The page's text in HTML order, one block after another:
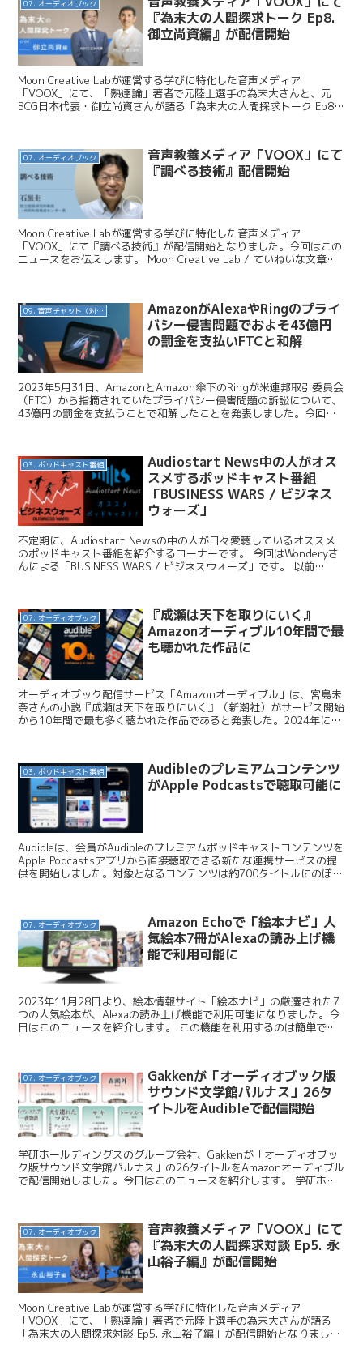
07. オーディオブック
『為末大の人間探求トーク Ep8.
御立尚資編』が配信開始
Moon Creative Labが運営する学びに特化した音声メディア
「VOOX」にて、「熟達論」著者で元陸上選手の為末大さんと、元
BCG日本代表・御立尚資さんが語る「為末大の人間探求トーク Ep8.
07. オーディオブック
音声教養メディア「VOOX」にて
『調べる技術』配信開始
Moon Creative Labが運営する学びに特化した音声メディア
「VOOX」にて『調べる技術』が配信開始となりました。今回はこの
ニュースをお伝えします。 Moon Creative Lab / ていねいな文章大
09. 音声チャット（対話AI）
AmazonがAlexaやRingのプライ
バシー侵害問題でおよそ43億円
の罰金を支払いFTCと和解
2023年5月31日、AmazonとAmazon傘下のRingが米連邦取引委員会
（FTC）から指摘されていたプライバシー侵害問題の訴訟について、
43億円の罰金を支払うことで和解したことを発表しました。今回は
03. ポッドキャスト番組
Audiostart News中の人がオス
スメするポッドキャスト番組
「BUSINESS WARS / ビジネス
ウォーズ」
不定期に、Audiostart Newsの中の人が日々愛聴しているオススメ
のポッドキャスト番組を紹介するコーナーです。 今回はWonderyさ
んによる「BUSINESS WARS / ビジネスウォーズ」です。 以前
07. オーディオブック
『成瀬は天下を取りにいく』
Amazonオーディブル10年間で最
も聴かれた作品に
オーディオブック配信サービス「Amazonオーディブル」は、宮島未
奈さんの小説『成瀬は天下を取りにいく』（新潮社）がサービス開始
から10年間で最も多く聴かれた作品であると発表した。2024年に本
03. ポッドキャスト番組
Audibleのプレミアムコンテンツ
がApple Podcastsで聴取可能に
Audibleは、会員がAudibleのプレミアムポッドキャストコンテンツを
Apple Podcastsアプリから直接聴取できる新たな連携サービスの提
供を開始しました。対象となるコンテンツは約700タイトルにのぼ
07. オーディオブック
Amazon Echoで「絵本ナビ」人
気絵本7冊がAlexaの読み上げ機
能で利用可能に
2023年11月28日より、絵本情報サイト「絵本ナビ」の厳選された7
つの人気絵本が、Alexaの読み上げ機能で利用可能になりました。今
日はこのニュースを紹介します。 この機能を利用するのは簡単で、
07. オーディオブック
Gakkenが「オーディオブック版
サウンド文学館パルナス」26タ
イトルをAudibleで配信開始
学研ホールディングスのグループ会社、Gakkenが「オーディオブッ
ク版サウンド文学館パルナス」の26タイトルをAmazonオーディブル
で配信開始しました。今日はこのニュースを紹介します。 学研ホー
07. オーディオブック
音声教養メディア「VOOX」にて
『為末大の人間探求対談 Ep5. 永
山裕子編』が配信開始
Moon Creative Labが運営する学びに特化した音声メディア
「VOOX」にて、「熟達論」著者で元陸上選手の為末大さんが語る
「為末大の人間探求対談 Ep5. 永山裕子編」が配信開始となりまし